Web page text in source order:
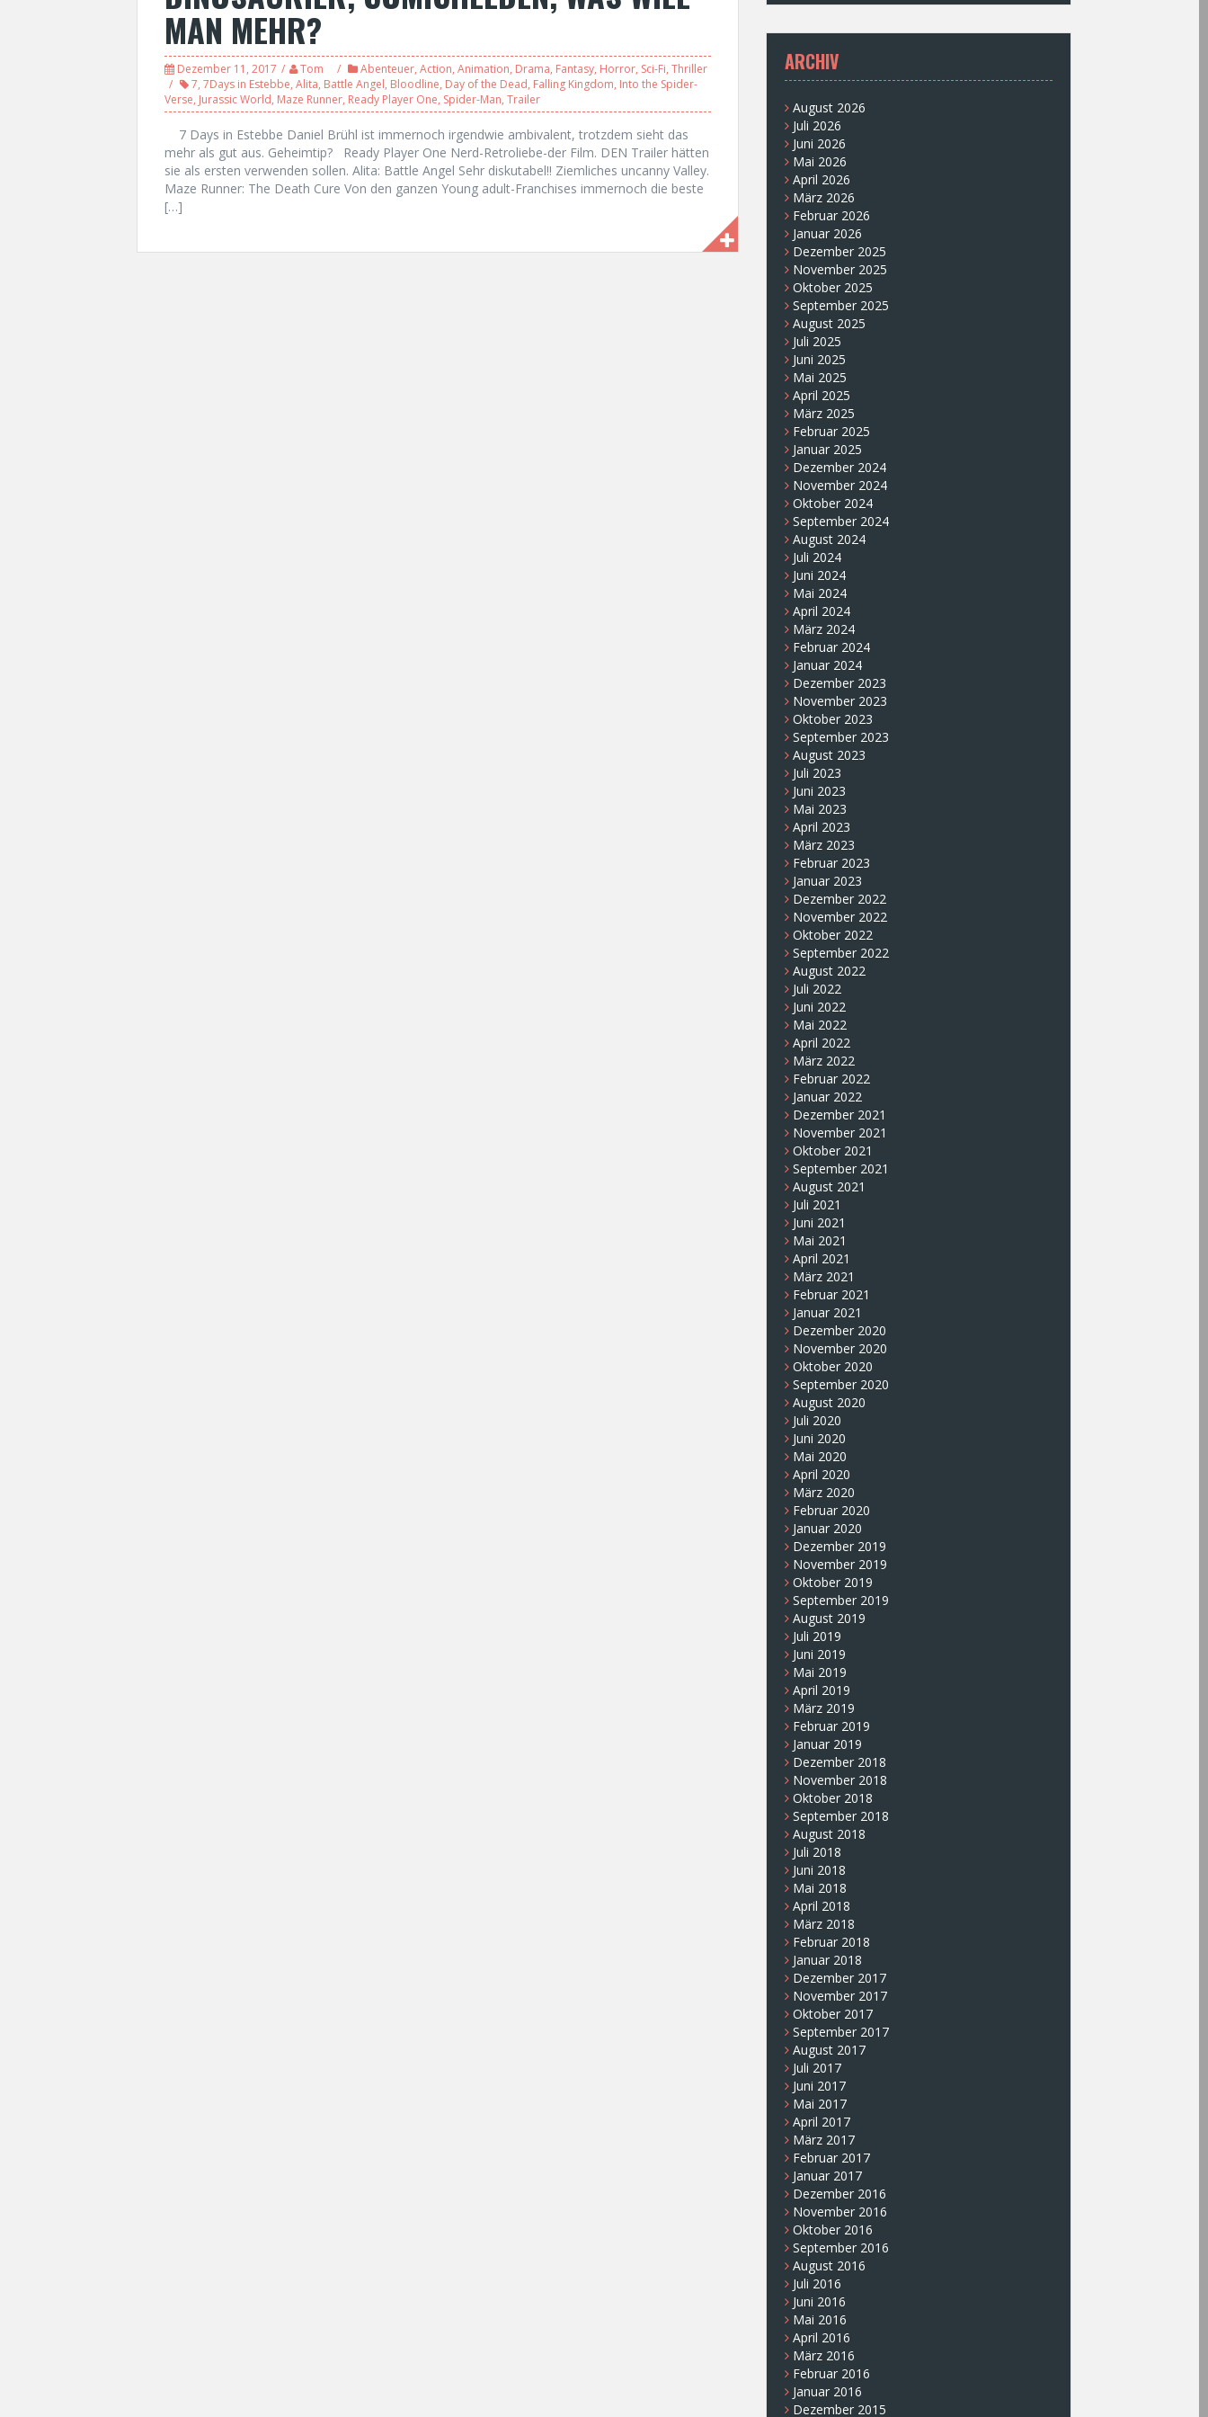
MAN MEHR?
Dezember 11, 2017 Tom Abenteuer, Action, Animation, Drama, Fantasy, Horror, Sci-Fi, Thriller
7, 7Days in Estebbe, Alita, Battle Angel, Bloodline, Day of the Dead, Falling Kingdom, Into the Spider-
Verse, Jurassic World, Maze Runner, Ready Player One, Spider-Man, Trailer
7 Days in Estebbe Daniel Brühl ist immernoch irgendwie ambivalent, trotzdem sieht das
mehr als gut aus. Geheimtip? Ready Player One Nerd-Retroliebe-der Film. DEN Trailer hätten
sie als ersten verwenden sollen. Alita: Battle Angel Sehr diskutabel!! Ziemliches uncanny Valley.
Maze Runner: The Death Cure Von den ganzen Young adult-Franchises immernoch die beste
[…]
ARCHIV
August 2026
Juli 2026
Juni 2026
Mai 2026
April 2026
März 2026
Februar 2026
Januar 2026
Dezember 2025
November 2025
Oktober 2025
September 2025
August 2025
Juli 2025
Juni 2025
Mai 2025
April 2025
März 2025
Februar 2025
Januar 2025
Dezember 2024
November 2024
Oktober 2024
September 2024
August 2024
Juli 2024
Juni 2024
Mai 2024
April 2024
März 2024
Februar 2024
Januar 2024
Dezember 2023
November 2023
Oktober 2023
September 2023
August 2023
Juli 2023
Juni 2023
Mai 2023
April 2023
März 2023
Februar 2023
Januar 2023
Dezember 2022
November 2022
Oktober 2022
September 2022
August 2022
Juli 2022
Juni 2022
Mai 2022
April 2022
März 2022
Februar 2022
Januar 2022
Dezember 2021
November 2021
Oktober 2021
September 2021
August 2021
Juli 2021
Juni 2021
Mai 2021
April 2021
März 2021
Februar 2021
Januar 2021
Dezember 2020
November 2020
Oktober 2020
September 2020
August 2020
Juli 2020
Juni 2020
Mai 2020
April 2020
März 2020
Februar 2020
Januar 2020
Dezember 2019
November 2019
Oktober 2019
September 2019
August 2019
Juli 2019
Juni 2019
Mai 2019
April 2019
März 2019
Februar 2019
Januar 2019
Dezember 2018
November 2018
Oktober 2018
September 2018
August 2018
Juli 2018
Juni 2018
Mai 2018
April 2018
März 2018
Februar 2018
Januar 2018
Dezember 2017
November 2017
Oktober 2017
September 2017
August 2017
Juli 2017
Juni 2017
Mai 2017
April 2017
März 2017
Februar 2017
Januar 2017
Dezember 2016
November 2016
Oktober 2016
September 2016
August 2016
Juli 2016
Juni 2016
Mai 2016
April 2016
März 2016
Februar 2016
Januar 2016
Dezember 2015